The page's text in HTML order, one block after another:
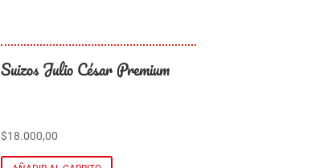
Suizos Julio César Premium
$18.000,00